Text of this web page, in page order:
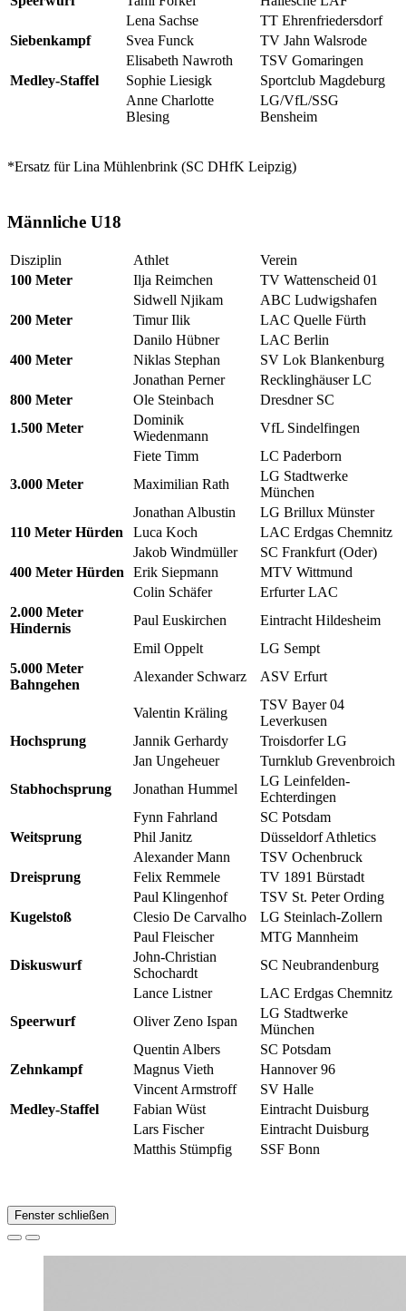
Lena Sachse
TT Ehrenfriedersdorf
Siebenkampf
Svea Funck
TV Jahn Walsrode
Elisabeth Nawroth
TSV Gomaringen
Medley-Staffel
Sophie Liesigk
Sportclub Magdeburg
Anne Charlotte
Blesing
LG/VfL/SSG
Bensheim
*Ersatz für Lina Mühlenbrink (SC DHfK Leipzig)
Männliche U18
Disziplin Athlet
Verein
100 Meter
Ilja Reimchen
TV Wattenscheid 01
Sidwell Njikam
ABC Ludwigshafen
200 Meter
Timur Ilik
LAC Quelle Fürth
Danilo Hübner
LAC Berlin
400 Meter
Niklas Stephan
SV Lok Blankenburg
Jonathan Perner
Recklinghäuser LC
800 Meter
Ole Steinbach
Dresdner SC
1.500 Meter
Dominik
Wiedenmann
VfL Sindelfingen
Fiete Timm
LC Paderborn
3.000 Meter
Maximilian Rath
LG Stadtwerke
München
Jonathan Albustin
LG Brillux Münster
110 Meter Hürden
Luca Koch
LAC Erdgas Chemnitz
Jakob Windmüller
SC Frankfurt (Oder)
400 Meter Hürden
Erik Siepmann
MTV Wittmund
Colin Schäfer
Erfurter LAC
2.000 Meter
Hindernis
Paul Euskirchen
Eintracht Hildesheim
Emil Oppelt
LG Sempt
5.000 Meter
Bahngehen
Alexander Schwarz ASV Erfurt
Valentin Kräling
TSV Bayer 04
Leverkusen
Hochsprung
Jannik Gerhardy
Troisdorfer LG
Jan Ungeheuer
Turnklub Grevenbroich
Stabhochsprung
Jonathan Hummel
LG Leinfelden-
Echterdingen
Fynn Fahrland
SC Potsdam
Weitsprung
Phil Janitz
Düsseldorf Athletics
Alexander Mann
TSV Ochenbruck
Dreisprung
Felix Remmele
TV 1891 Bürstadt
Paul Klingenhof
TSV St. Peter Ording
Kugelstoß
Clesio De Carvalho
LG Steinlach-Zollern
Paul Fleischer
MTG Mannheim
Diskuswurf
John-Christian
Schochardt
SC Neubrandenburg
Lance Listner
LAC Erdgas Chemnitz
Speerwurf
Oliver Zeno Ispan
LG Stadtwerke
München
Quentin Albers
SC Potsdam
Zehnkampf
Magnus Vieth
Hannover 96
Vincent Armstroff
SV Halle
Medley-Staffel
Fabian Wüst
Eintracht Duisburg
Lars Fischer
Eintracht Duisburg
Matthis Stümpfig
SSF Bonn
Fenster schließen